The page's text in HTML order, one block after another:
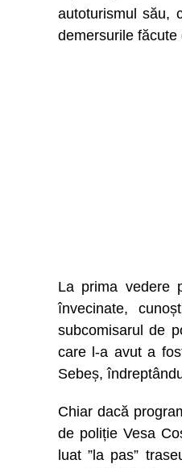
autoturismul său,
demersurile
La prima vedere
învecinate,
subcomisarul de
care l-a avut a
Sebeș,
Chiar dacă
de poliție Vesa
luat ”la pas”